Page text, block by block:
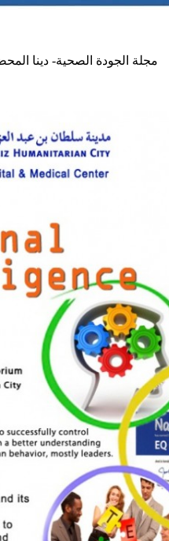
مجلة الجودة الصحية- دينا